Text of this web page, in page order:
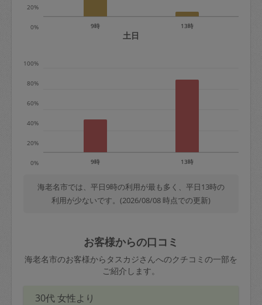
※キャンセル料金の設定について：
相当で料金設定されています。
0%
20%
9時 13時
土日
0%
20%
40%
60%
80%
100%
9時 13時
海老名市では、平日9時の利用が最も多く、平日13時の
利用が少ないです。(2026/08/08 時点での更新)
お客様からの口コミ
海老名市のお客様からタスカジさんへのクチコミの一部を
ご紹介します。
30代 女性より